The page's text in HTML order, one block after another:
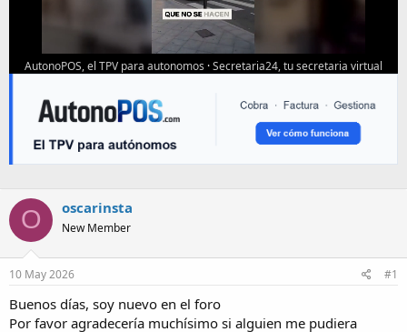
AutonoPOS, el TPV para autonomos ·Secretaria24, tu secretaria virtual
O oscarinsta
New Member
10 May 2026 #1
Buenos días, soy nuevo en el foro
Por favor agradecería muchísimo si alguien me pudiera